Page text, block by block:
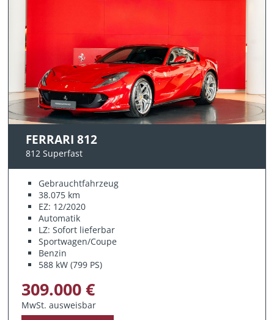
FERRARI 812
812 Superfast
Gebrauchtfahrzeug
38.075 km
EZ: 12/2020
Automatik
LZ: Sofort lieferbar
Sportwagen/Coupe
Benzin
588 kW (799 PS)
309.000 €
MwSt. ausweisbar